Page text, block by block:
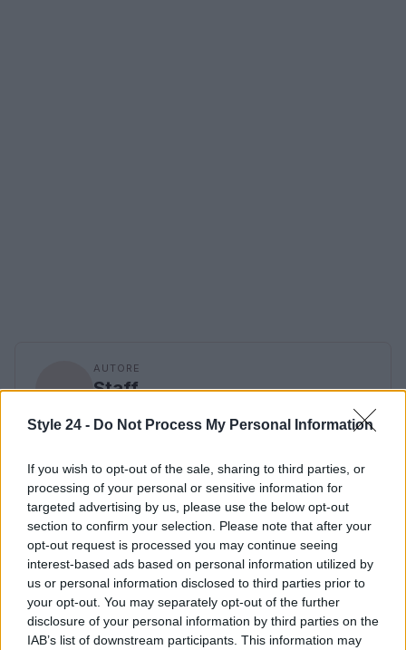
Style 24 - Do Not Process My Personal Information
If you wish to opt-out of the sale, sharing to third parties, or
processing of your personal or sensitive information for
targeted advertising by us, please use the below opt-out
section to confirm your selection. Please note that after your
opt-out request is processed you may continue seeing
interest-based ads based on personal information utilized by
us or personal information disclosed to third parties prior to
your opt-out. You may separately opt-out of the further
disclosure of your personal information by third parties on the
IAB’s list of downstream participants. This information may
AUTORE
Staff